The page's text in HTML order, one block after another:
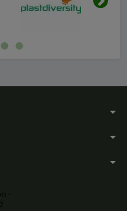
arrow_drop_down
arrow_drop_down
arrow_drop_down